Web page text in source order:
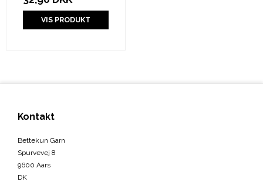
VIS PRODUKT
Kontakt
Bettekun Garn
Spurvevej 8
9600 Aars
DK